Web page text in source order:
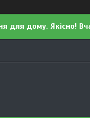
для дому. Якісно!